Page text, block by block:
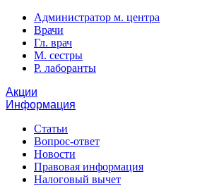
Администратор м. центра
Врачи
Гл. врач
М. сестры
Р. лаборанты
Акции
Информация
Статьи
Вопрос-ответ
Новости
Правовая информация
Налоговый вычет